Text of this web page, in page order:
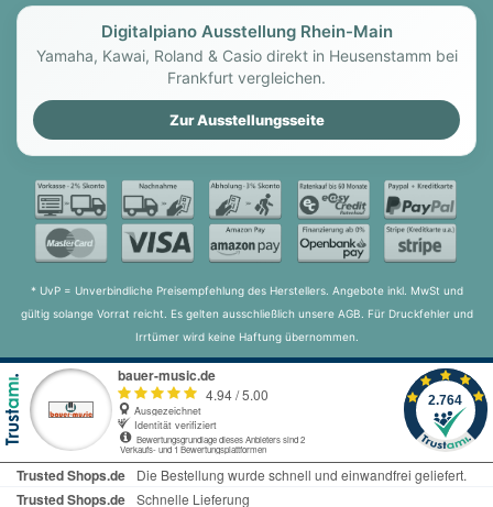
Yamaha CSP-295
Yamaha Ensemble
Yamaha CVP-905
Yamaha CVP-909
Kawai Digitalpianos
Kawai Digitalpianos
Kawai CA-49
Digitalpiano Ausstellung Rhein-Main
Yamaha, Kawai, Roland & Casio direkt in Heusenstamm bei
Frankfurt vergleichen.
Zur Ausstellungsseite
* UvP = Unverbindliche Preisempfehlung des Herstellers. Angebote inkl. MwSt und
gültig solange Vorrat reicht. Es gelten ausschließlich unsere AGB. Für Druckfehler und
Irrtümer wird keine Haftung übernommen.